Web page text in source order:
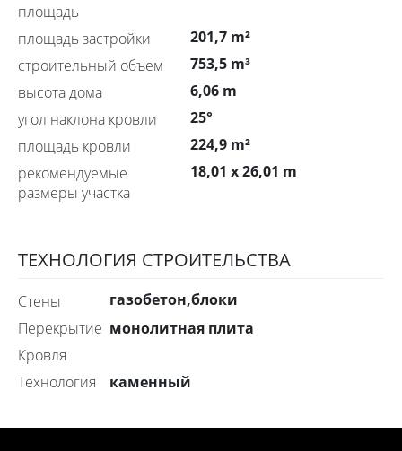
площадь
площадь застройки
201,7 m²
строительный объем
753,5 m³
высота дома
6,06 m
угол наклона кровли
25°
площадь кровли
224,9 m²
рекомендуемые
размеры участка
18,01 x 26,01 m
ТЕХНОЛОГИЯ СТРОИТЕЛЬСТВА
стены
газобетон,блоки
перекрытие монолитная плита
Кровля
технология
каменный